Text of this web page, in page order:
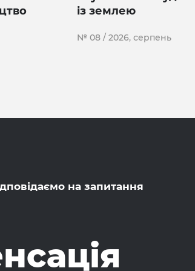
із землею
№ 08 / 2026, серпень
на запитання